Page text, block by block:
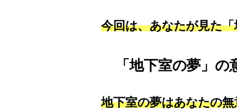
今回は、あなたが見た
「地下室の夢」の
地下室の夢はあなたの